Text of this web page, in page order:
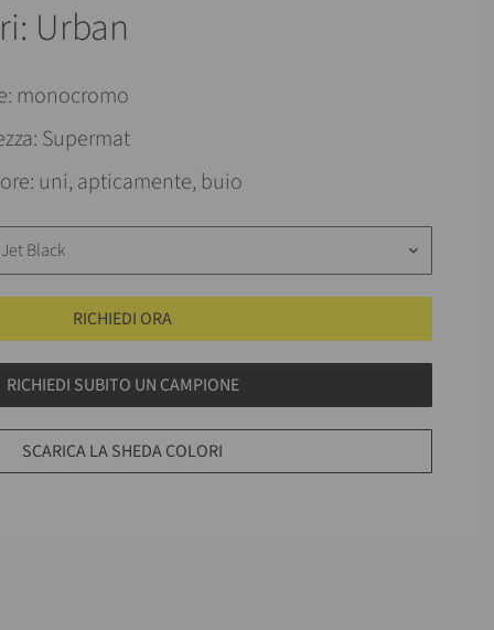
Urban
monocromo
Supermat
uni, apticamente, buio
Black keyboard_arrow_down
RICHIEDI ORA
RICHIEDI SUBITO UN CAMPIONE
SCARICA LA SHEDA COLORI